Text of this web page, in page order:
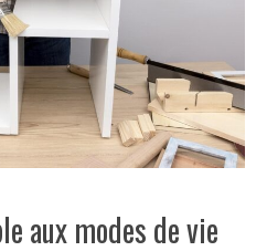
aux modes de vie